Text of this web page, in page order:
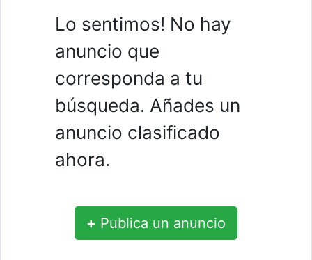
Lo sentimos! No hay
anuncio que
corresponda a tu
búsqueda. Añades un
anuncio clasificado
ahora.
+ Publica un anuncio